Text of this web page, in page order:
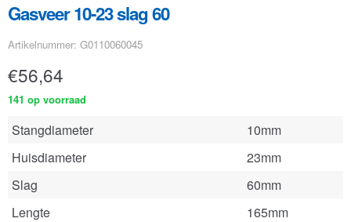
Gasveer 10-23 slag 60
Artikelnummer: G0110060045
€56,64
141 op voorraad
Stangdiameter
10mm
Huisdiameter
23mm
Slag
60mm
Lengte
165mm